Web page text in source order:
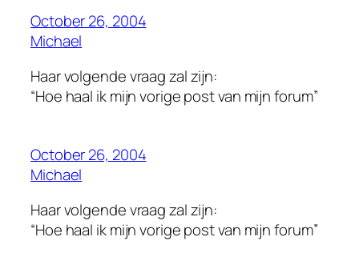
October 26, 2004
Michael
Haar volgende vraag zal zijn:
“Hoe haal ik mijn vorige post van mijn forum”
October 26, 2004
Michael
Haar volgende vraag zal zijn:
“Hoe haal ik mijn vorige post van mijn forum”